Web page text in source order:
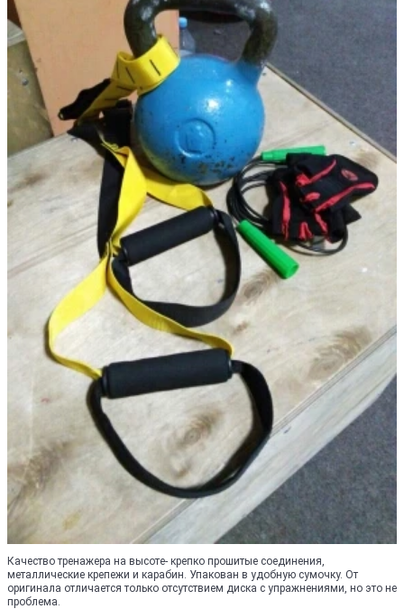
Качество тренажера на высоте- крепко прошитые соединения,
металлические крепежи и карабин. Упакован в удобную сумочку. От
оригинала отличается только отсутствием диска с упражнениями, но это не
проблема.